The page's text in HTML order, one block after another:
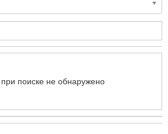
поиске не обнаружено